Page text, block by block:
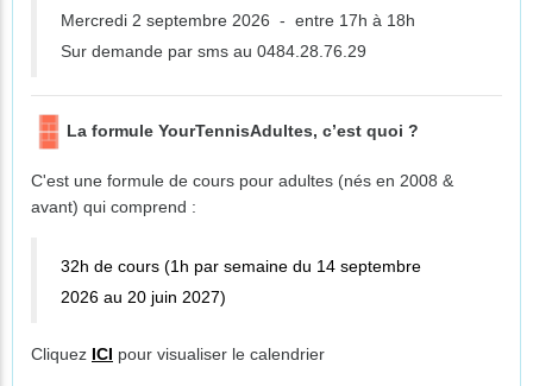
Mercredi 2 septembre 2026 - entre 17h à 18h
Sur demande par sms au 0484.28.76.29
La formule YourTennisAdultes, c’est quoi ?
C'est une formule de cours pour adultes (nés en 2008 &
avant) qui comprend :
32h de cours (1h par semaine du 14 septembre
2026 au 20 juin 2027)
Cliquez ICI pour visualiser le calendrier